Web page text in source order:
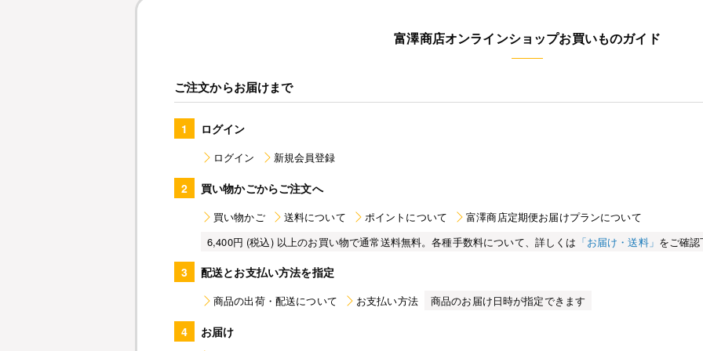
富澤商店オンラインショップお買いものガイド
ご注文からお届けまで
1 ログイン
ログイン 新規会員登録
2 買い物かごからご注文へ
買い物かご 送料について ポイントについて
富澤商店定期便お届けプランについて
6,400円 (税込) 以上のお買い物で通常送料無料。各種手数料について、詳しくは 「お届け・送料」 をご確
3 配送とお支払い方法を指定
商品の出荷・配送について お支払い方法 商品のお届け日時が指定できます
4 お届け